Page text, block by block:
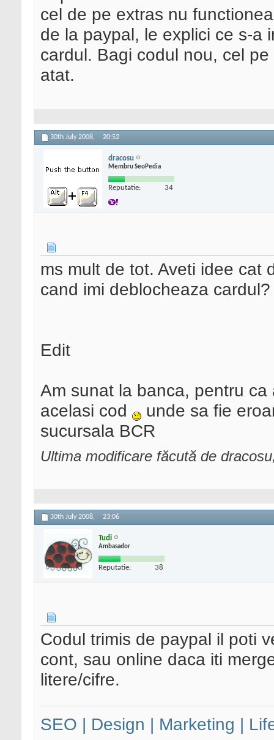
cel de pe extras nu
de la paypal, le explici ce s-a
cardul. Bagi codul nou, cel
atat.
30th July 2008, 20:52
dracosu
Membru SeoPedia
Reputatie: 34
ms mult de tot. Aveti idee cat
cand imi deblocheaza cardul?
Edit
Am sunat la banca, pentru
acelasi cod
unde sa fie
sucursala BCR
Ultima modificare făcută de
30th July 2008, 23:06
Tudi
Ambasador
Reputatie: 38
Codul trimis de paypal il poti
cont, sau online daca iti
litere/cifre.
SEO | Design | Marketing |